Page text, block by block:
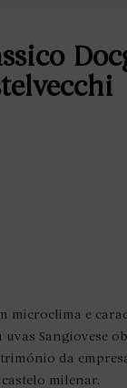
e
Sangiovese
da
milenar.